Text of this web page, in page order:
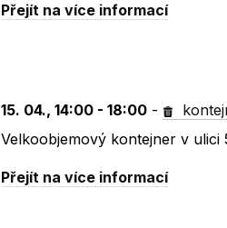
Přejít na více informací
15. 04., 14:00 - 18:00 -
Velkoobjemový kontejner v ulici
Přejít na více informací